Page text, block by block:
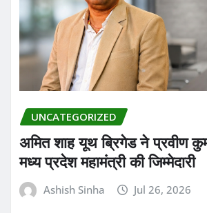
UNCATEGORIZED
अमित शाह यूथ ब्रिगेड ने प्रवीण
मध्य प्रदेश महामंत्री की जिम्मेदारी
Ashish Sinha Jul 26, 2026